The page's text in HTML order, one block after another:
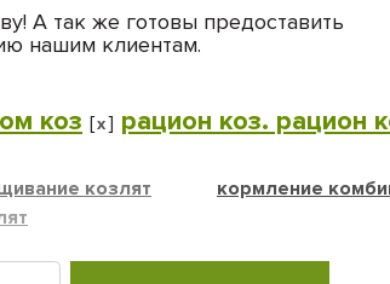
А так же готовы предоставить
нашим клиентам.
коз [x] рацион коз. рацион
козлят кормление